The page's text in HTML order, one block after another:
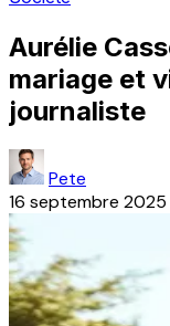
Aurélie
mariage et
journaliste
Pete
16 septembre 2025